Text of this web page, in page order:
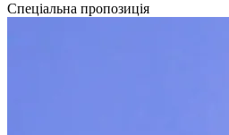
Спеціальна пропозиція